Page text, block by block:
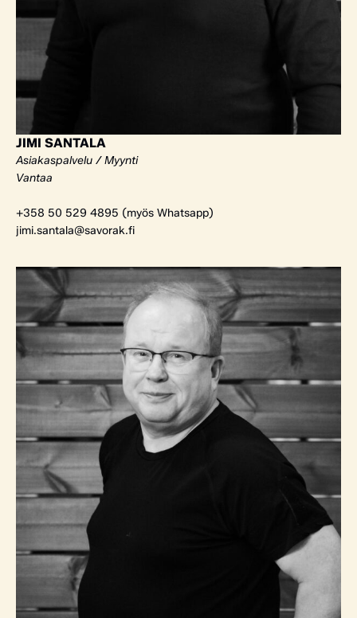
JIMI SANTALA
Asiakaspalvelu / Myynti
Vantaa
+358 50 529 4895 (myös Whatsapp)
jimi.santala@savorak.fi